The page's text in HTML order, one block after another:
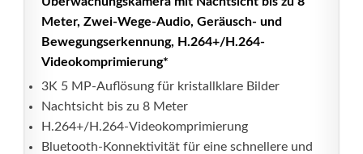
Meter, Zwei-Wege-Audio, Geräusch- und
Bewegungserkennung, H.264+/H.264-
Videokomprimierung*
3K 5 MP-Auflösung für kristallklare Bilder
Nachtsicht bis zu 8 Meter
H.264+/H.264-Videokomprimierung
Bluetooth-Konnektivität für eine schnellere und